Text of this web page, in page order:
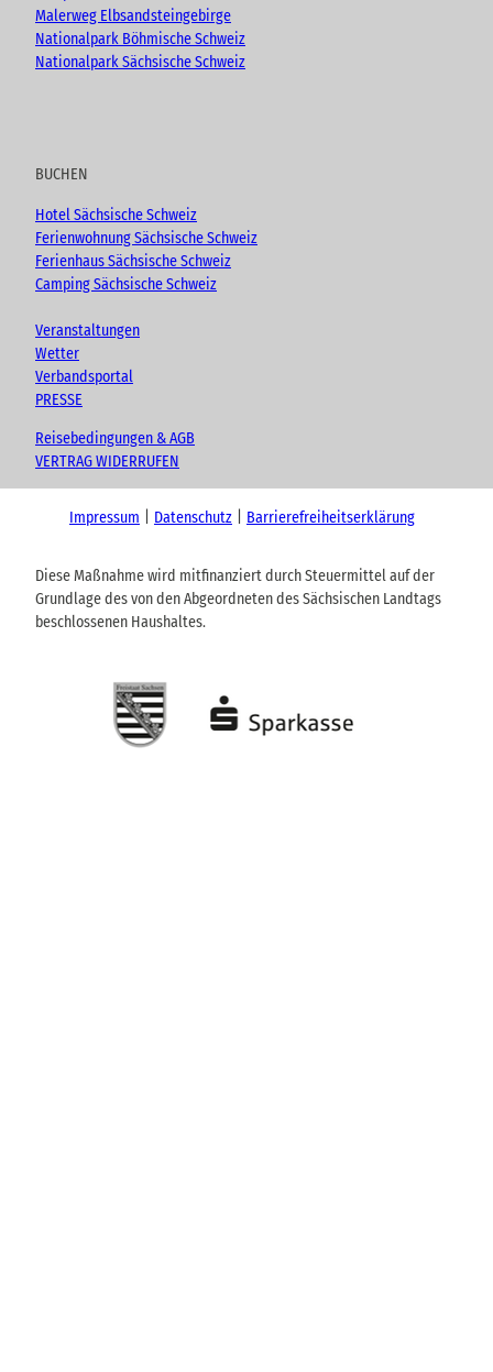
Malerweg Elbsandsteingebirge
Nationalpark Böhmische Schweiz
Nationalpark Sächsische Schweiz
BUCHEN
Hotel Sächsische Schweiz
Ferienwohnung Sächsische Schweiz
Ferienhaus Sächsische Schweiz
Camping Sächsische Schweiz
Veranstaltungen
Wetter
Verbandsportal
PRESSE
Reisebedingungen & AGB
VERTRAG WIDERRUFEN
Impressum Datenschutz Barrierefreiheitserklärung
Diese Maßnahme wird mitfinanziert durch Steuermittel auf der
Grundlage des von den Abgeordneten des Sächsischen Landtags
beschlossenen Haushaltes.